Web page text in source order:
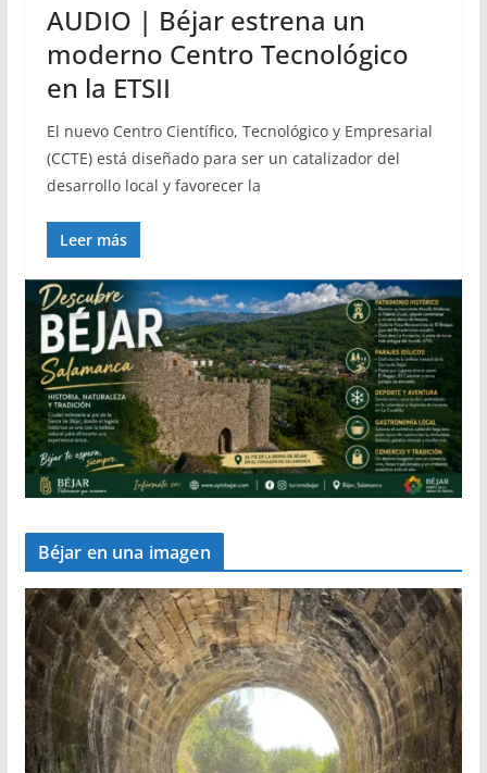
AUDIO | Béjar estrena un
moderno Centro Tecnológico
en la ETSII
El nuevo Centro Científico, Tecnológico y Empresarial
(CCTE) está diseñado para ser un catalizador del
desarrollo local y favorecer la
Leer más
Béjar en una imagen